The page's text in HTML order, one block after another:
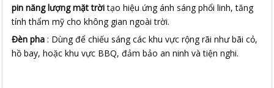
pin năng lượng mặt trờitạo hiệu ứng ánh sáng phổi linh, tăng
tính thẩm mỹ cho không gian ngoài trời.
Đèn pha : Dùng để chiếu sáng các khu vực rộng rãi như bãi cỏ,
hồ bay, hoặc khu vực BBQ, đảm bảo an ninh và tiện nghi.